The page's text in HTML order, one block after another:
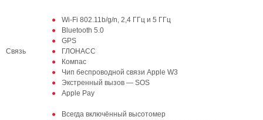
Связь
Wi-Fi 802.11b/g/n, 2,4 ГГц и 5 ГГц
Bluetooth 5.0
GPS
ГЛОНАСС
Компас
Чип беспроводной связи Apple W3
Экстренный вызов — SOS
Apple Pay
Всегда включённый высотомер